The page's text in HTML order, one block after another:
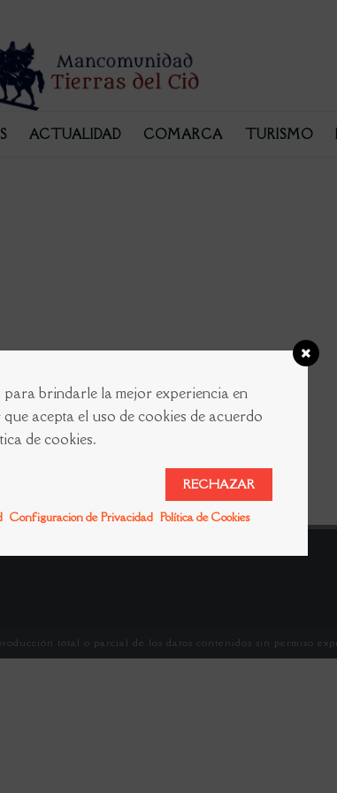
ACTUALIDAD COMARCA TURISMO
total o parcial de los datos contenidos sin permiso
para brindarle la mejor experiencia en
acepta el uso de cookies de acuerdo
de cookies.
RECHAZAR
Configuracion de Privacidad Política de Cookies